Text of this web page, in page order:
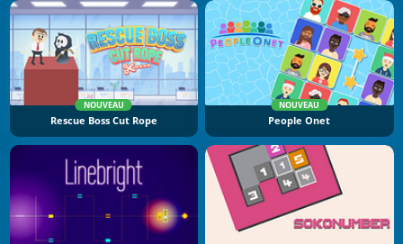
NOUVEAU
Rescue Boss Cut Rope
NOUVEAU
People Onet